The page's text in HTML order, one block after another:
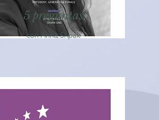
5 preguntas
con Anna Shpak